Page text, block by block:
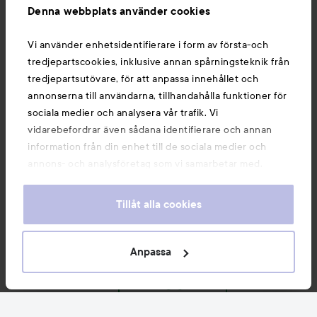
Denna webbplats använder cookies
Vi använder enhetsidentifierare i form av första-och
tredjepartscookies, inklusive annan spårningsteknik från
tredjepartsutövare, för att anpassa innehållet och
annonserna till användarna, tillhandahålla funktioner för
sociala medier och analysera vår trafik. Vi
vidarebefordrar även sådana identifierare och annan
information från din enhet till de sociala medier och
annons- och analysföretag som vi samarbetar med.
information som du har tillhandahållit eller som de har
våra cookies vid fortsatt användande av vår webbplats.
För information om hur du kan ändra inställningarna för
Tillåt alla cookies
Anpassa
Information
Du kanske också gillar
E-handel av Avensia